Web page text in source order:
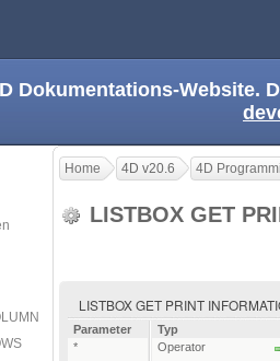
Dokumentations-Website.
Home 4D v20.6 4D
LISTBOX GET
LISTBOX GET PRINT
Parameter
Typ
*
Operator